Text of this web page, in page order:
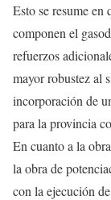
Esto se resume en
componen el
refuerzos
mayor robustez al
incorporación de
para la provincia
En cuanto a la
la obra de
con la ejecución